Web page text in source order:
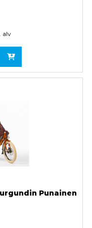
alv
Punainen